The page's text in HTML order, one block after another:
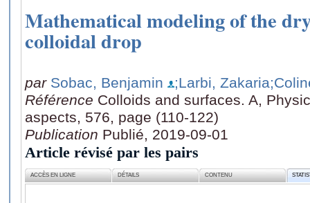
Mathematical modeling of the
colloidal drop
par Sobac, Benjamin ;Larbi, Zakaria
Référence Colloids and surfaces. A,
aspects, 576, page (110-122)
Publication Publié, 2019-09-01
Article révisé par les pairs
ACCÈS EN LIGNE DÉTAILS CONTENU